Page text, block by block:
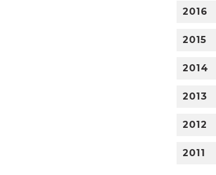
2016
2015
2014
2013
2012
2011